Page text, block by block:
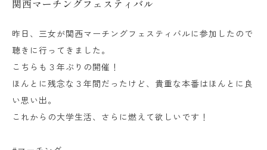
関西マーチングフェスティバル
昨日、三女が関西マーチングフェスティバルに参加したので
聴きに行ってきました。
こちらも３年ぶりの開催！
ほんとに残念な３年間だったけど、貴重な本番はほんとに良
い思い出。
これからの大学生活、さらに燃えて欲しいです！